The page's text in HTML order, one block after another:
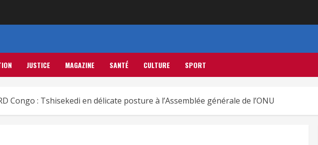
JUSTICE MAGAZINE SANTÉ CULTURE SPORT
Congo : Tshisekedi en délicate posture à l’Assemblée générale de l’ONU